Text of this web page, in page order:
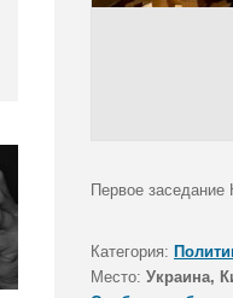
Первое заседание
Категория:
Место: Украина,